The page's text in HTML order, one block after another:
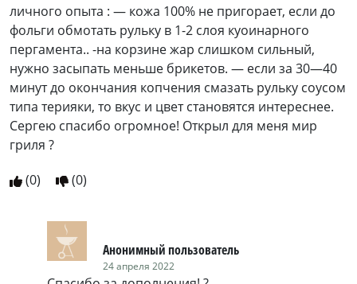
личного опыта : — кожа 100% не пригорает, если до
фольги обмотать рульку в 1-2 слоя куоинарного
пергамента.. -на корзине жар слишком сильный,
нужно засыпать меньше брикетов. — если за 30—40
минут до окончания копчения смазать рульку соусом
типа терияки, то вкус и цвет становятся интереснее.
Сергею спасибо огромное! Открыл для меня мир
гриля ?
(0) (0)
Анонимный пользователь
24 апреля 2022